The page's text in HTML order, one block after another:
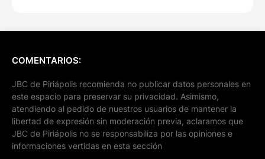
COMENTARIOS:
JBC de Piriápolis recomienda no publicar datos personales en
este espacio para preservar su privacidad. Asimismo,
atendiendo al pedido de nuestros usuarios de mantener la
libertad de expresión sin moderación previa, aclaramos que
JBC de Piriápolis no se responsabiliza por las opiniones e
informaciones vertidas en esta sección